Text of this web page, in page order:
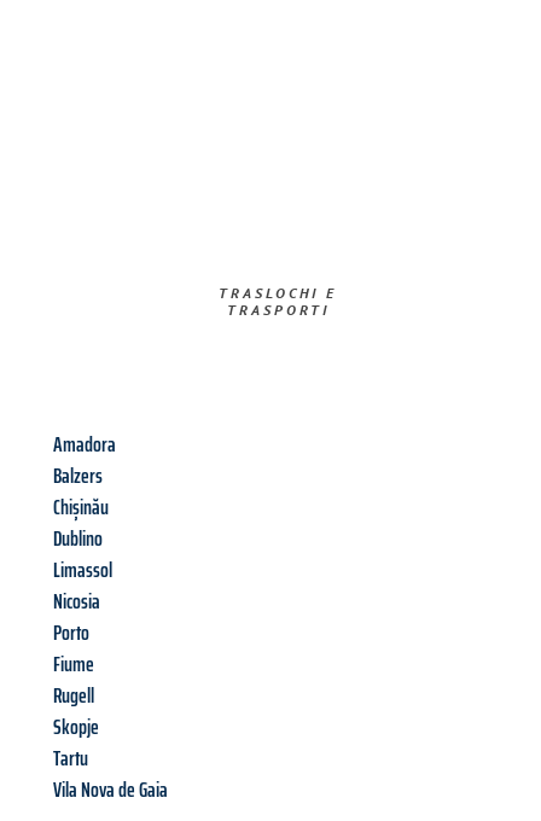
TRASLOCHI E
TRASPORTI​
Amadora
Balzers
Chișinău
Dublino
Limassol
Nicosia
Porto
Fiume
Rugell
Skopje
Tartu
Vila Nova de Gaia